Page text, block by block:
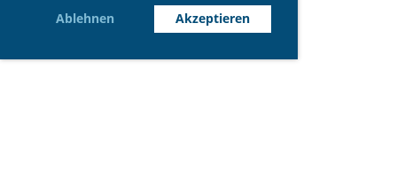
Ablehnen Akzeptieren